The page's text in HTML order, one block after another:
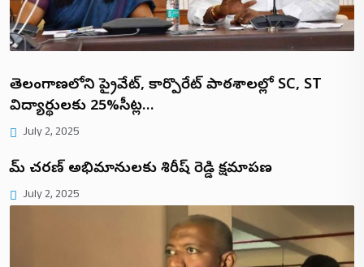
తెలంగాణలోని ప్రైవేట్, కార్పొరేట్ పాఠశాలల్లో SC, ST
విద్యార్థులకు 25%సీట్ల…
July 2, 2025
రామ్ చరణ్ అభిమానులకు శిరీష్ రెడ్డి క్షమాపణ
July 2, 2025